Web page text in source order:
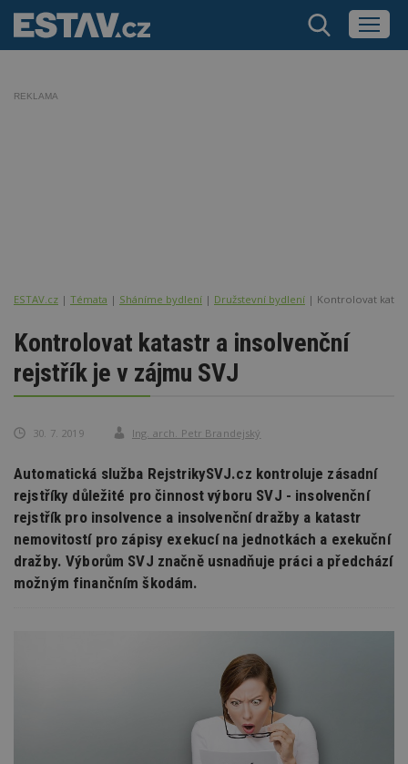
REKLAMA
ESTAV.cz Témata Sháníme bydlení Družstevní bydlení Kontrolovat
Kontrolovat katastr a insolvenční
rejstřík je v zájmu SVJ
30. 7. 2019 Ing. arch. Petr Brandejský
Automatická služba RejstrikySVJ.cz kontroluje zásadní
rejstříky důležité pro činnost výboru SVJ - insolvenční
rejstřík pro insolvence a insolvenční dražby a katastr
nemovitostí pro zápisy exekucí na jednotkách a exekuční
dražby. Výborům SVJ značně usnadňuje práci a předchází
možným finančním škodám.